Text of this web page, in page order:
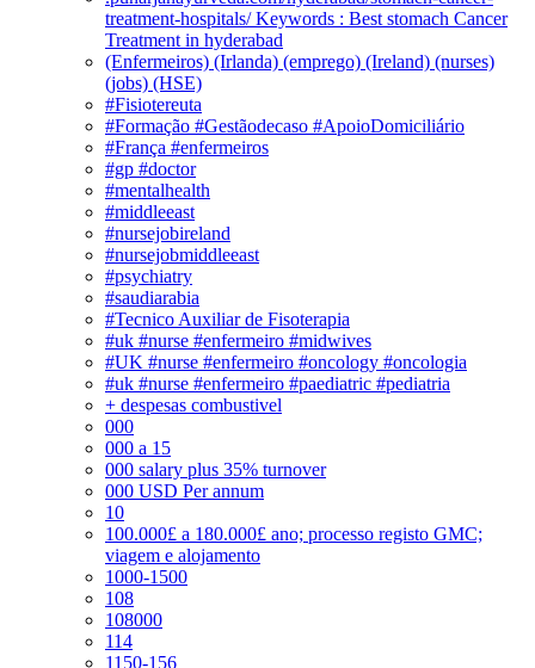
treatment-hospitals/ Keywords : Best stomach Cancer
Treatment in hyderabad
(Enfermeiros) (Irlanda) (emprego) (Ireland) (nurses)
(jobs) (HSE)
#Fisiotereuta
#Formação #Gestãodecaso #ApoioDomiciliário
#França #enfermeiros
#gp #doctor
#mentalhealth
#middleeast
#nursejobireland
#nursejobmiddleeast
#psychiatry
#saudiarabia
#Tecnico Auxiliar de Fisoterapia
#uk #nurse #enfermeiro #midwives
#UK #nurse #enfermeiro #oncology #oncologia
#uk #nurse #enfermeiro #paediatric #pediatria
+ despesas combustivel
000
000 a 15
000 salary plus 35% turnover
000 USD Per annum
10
100.000£ a 180.000£ ano; processo registo GMC;
viagem e alojamento
1000-1500
108
108000
114
1150-156